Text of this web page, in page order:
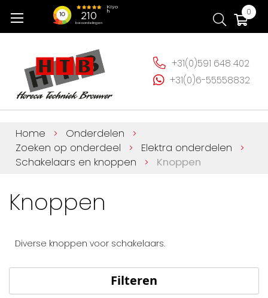
naar
0
+31(0)591 648 402
+31(0)6-55558832
Home
Onderdelen
Zoeken op onderdeel
Elektra onderdelen
Schakelaars en knoppen
Knoppen
Knoppen
Diverse knoppen voor schakelaars.
Filteren